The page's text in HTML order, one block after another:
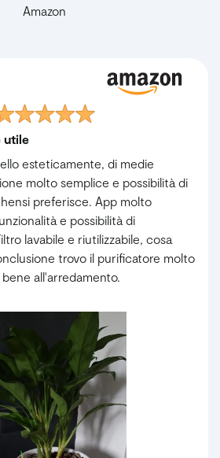
Amazon
utile
esteticamente, di medie
molto semplice e possibilità di
preferisce. App molto
e possibilità di
lavabile e riutilizzabile, cosa
trovo il purificatore molto
all'arredamento.